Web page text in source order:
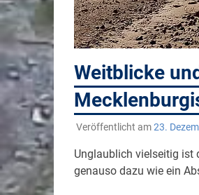
Weitblicke
Veröffentlicht am23.
Unglaublich vielseitig ist
genauso dazu wie ein